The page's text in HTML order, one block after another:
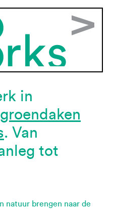
in
groendaken
. Van
tot
natuur brengen naar de